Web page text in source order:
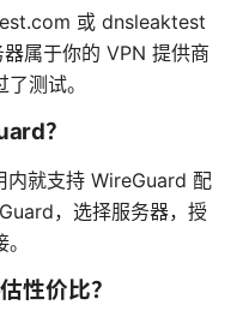
或 dnsleaktest
属于你的 VPN 提供商
测试。
？
内就支持 WireGuard 配
，选择服务器，授
性价比？